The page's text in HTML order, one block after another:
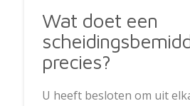
Wat doet een
precies?
U heeft besloten om uit